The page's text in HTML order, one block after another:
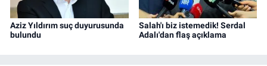
Aziz Yıldırım suç duyurusunda
bulundu
Salah'ı biz istemedik! Serdal
Adalı'dan flaş açıklama